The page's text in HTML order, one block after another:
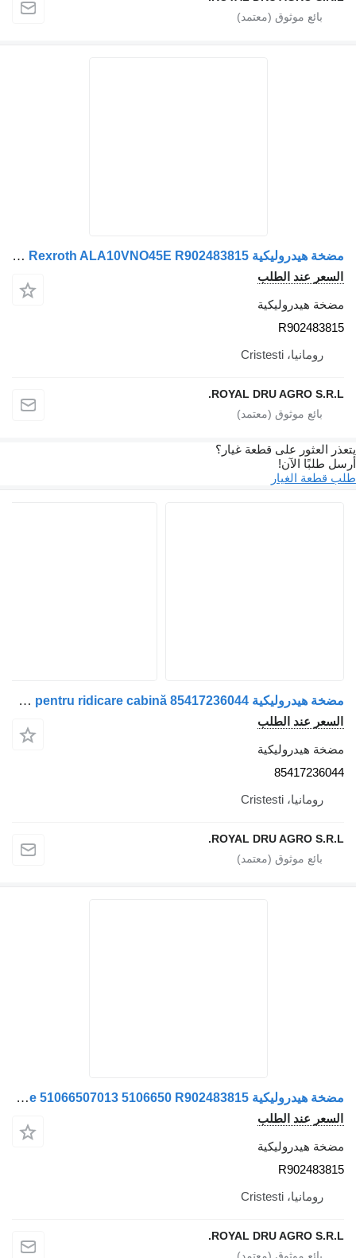
مضخة هيدروليكية Pompa hidraulică pentru ventilator de răcire Rexroth ALA10VNO45E R902483815 لـ الشاحنات MAN ALA10VNO45ED7253R
السعر عند الطلب
مضخة هيدروليكية
R902483815
رومانيا، Cristesti
ROYAL DRU AGRO S.R.L.
يتعذر العثور على قطعة غيار؟
أرسل طلبًا الآن!
طلب قطعة الغيار
مضخة هيدروليكية Pompa hidraulică pentru ridicare cabină 85417236044 لـ الشاحنات MAN
السعر عند الطلب
مضخة هيدروليكية
85417236044
رومانيا، Cristesti
ROYAL DRU AGRO S.R.L.
مضخة هيدروليكية Pompa hidraulică pentru ventilator de răcire 51066507013 5106650 R902483815 لـ الشاحنات MAN ALA10VNO45ED7253R
السعر عند الطلب
مضخة هيدروليكية
R902483815
رومانيا، Cristesti
ROYAL DRU AGRO S.R.L.